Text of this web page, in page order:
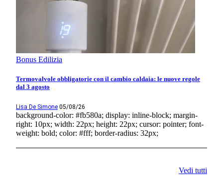
Bonus Edilizia
Termovalvole obbligatorie con il cambio caldaia: le nuove regole
dal 3 agosto
Lisa De Simone 05/08/26
background-color: #fb580a; display: inline-block; margin-
right: 10px; width: 22px; height: 22px; cursor: pointer; font-
weight: bold; color: #fff; border-radius: 32px;
Vedi tutti